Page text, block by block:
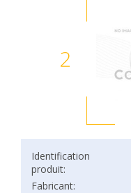
2
Identification
produit:
Fabricant: